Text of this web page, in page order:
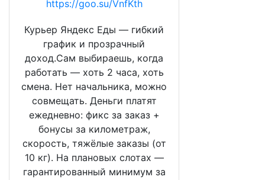
https://goo.su/VnfKth
Курьер Яндекс Еды — гибкий
график и прозрачный
доход.Сам выбираешь, когда
работать — хоть 2 часа, хоть
смена. Нет начальника, можно
совмещать. Деньги платят
ежедневно: фикс за заказ +
бонусы за километраж,
скорость, тяжёлые заказы (от
10 кг). На плановых слотах —
гарантированный минимум за